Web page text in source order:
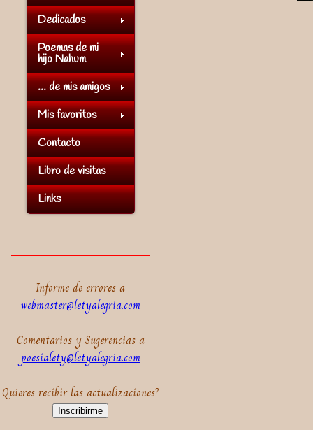
Dedicados
Poemas de mi
hijo Nahum
... de mis amigos
Mis favoritos
Contacto
Libro de visitas
Links
Informe de errores a
webmaster@letyalegria.com
Comentarios y Sugerencias a
poesialety@letyalegria.com
Quieres recibir las actualizaciones?
Inscribirme